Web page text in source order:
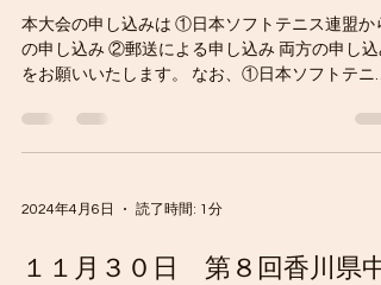
本大会の申し込みは ①日本ソフトテニス連盟か
の申し込み ②郵送による申し込み 両方の申し込
をお願いいたします。 なお、①日本ソフトテニ
からの申し込み後、 個人戦に出場する選手 は...
2024年4月6日 読了時間: 1分
１１月３０日 第８回香川県中